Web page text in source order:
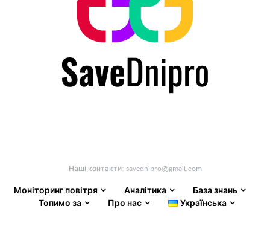
Наші контакти: savednipro@gmail.com
Моніторинг повітря Аналітика
База знань
Топимо за
Про нас Українська